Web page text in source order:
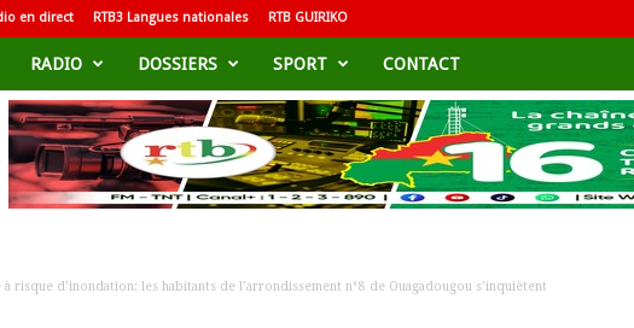
en direct RTB3 Langues nationales RTB GUIRIKO
RADIO DOSSIERS SPORT CONTACT
à risque d’inondation: les habitants de l’arrondissement n°8 de Ouagadougou s’inquiètent